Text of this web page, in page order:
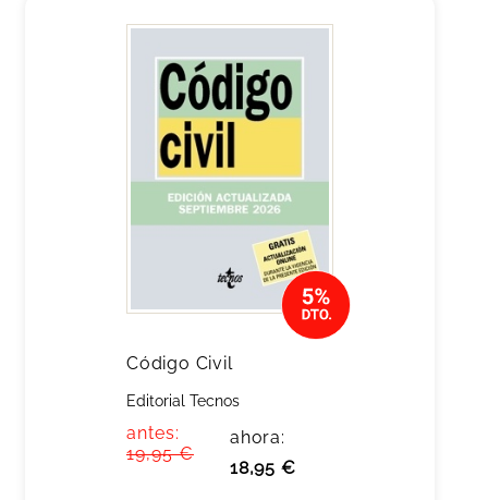
Código Civil
Editorial Tecnos
antes:
19,95 €
ahora:
18,95 €